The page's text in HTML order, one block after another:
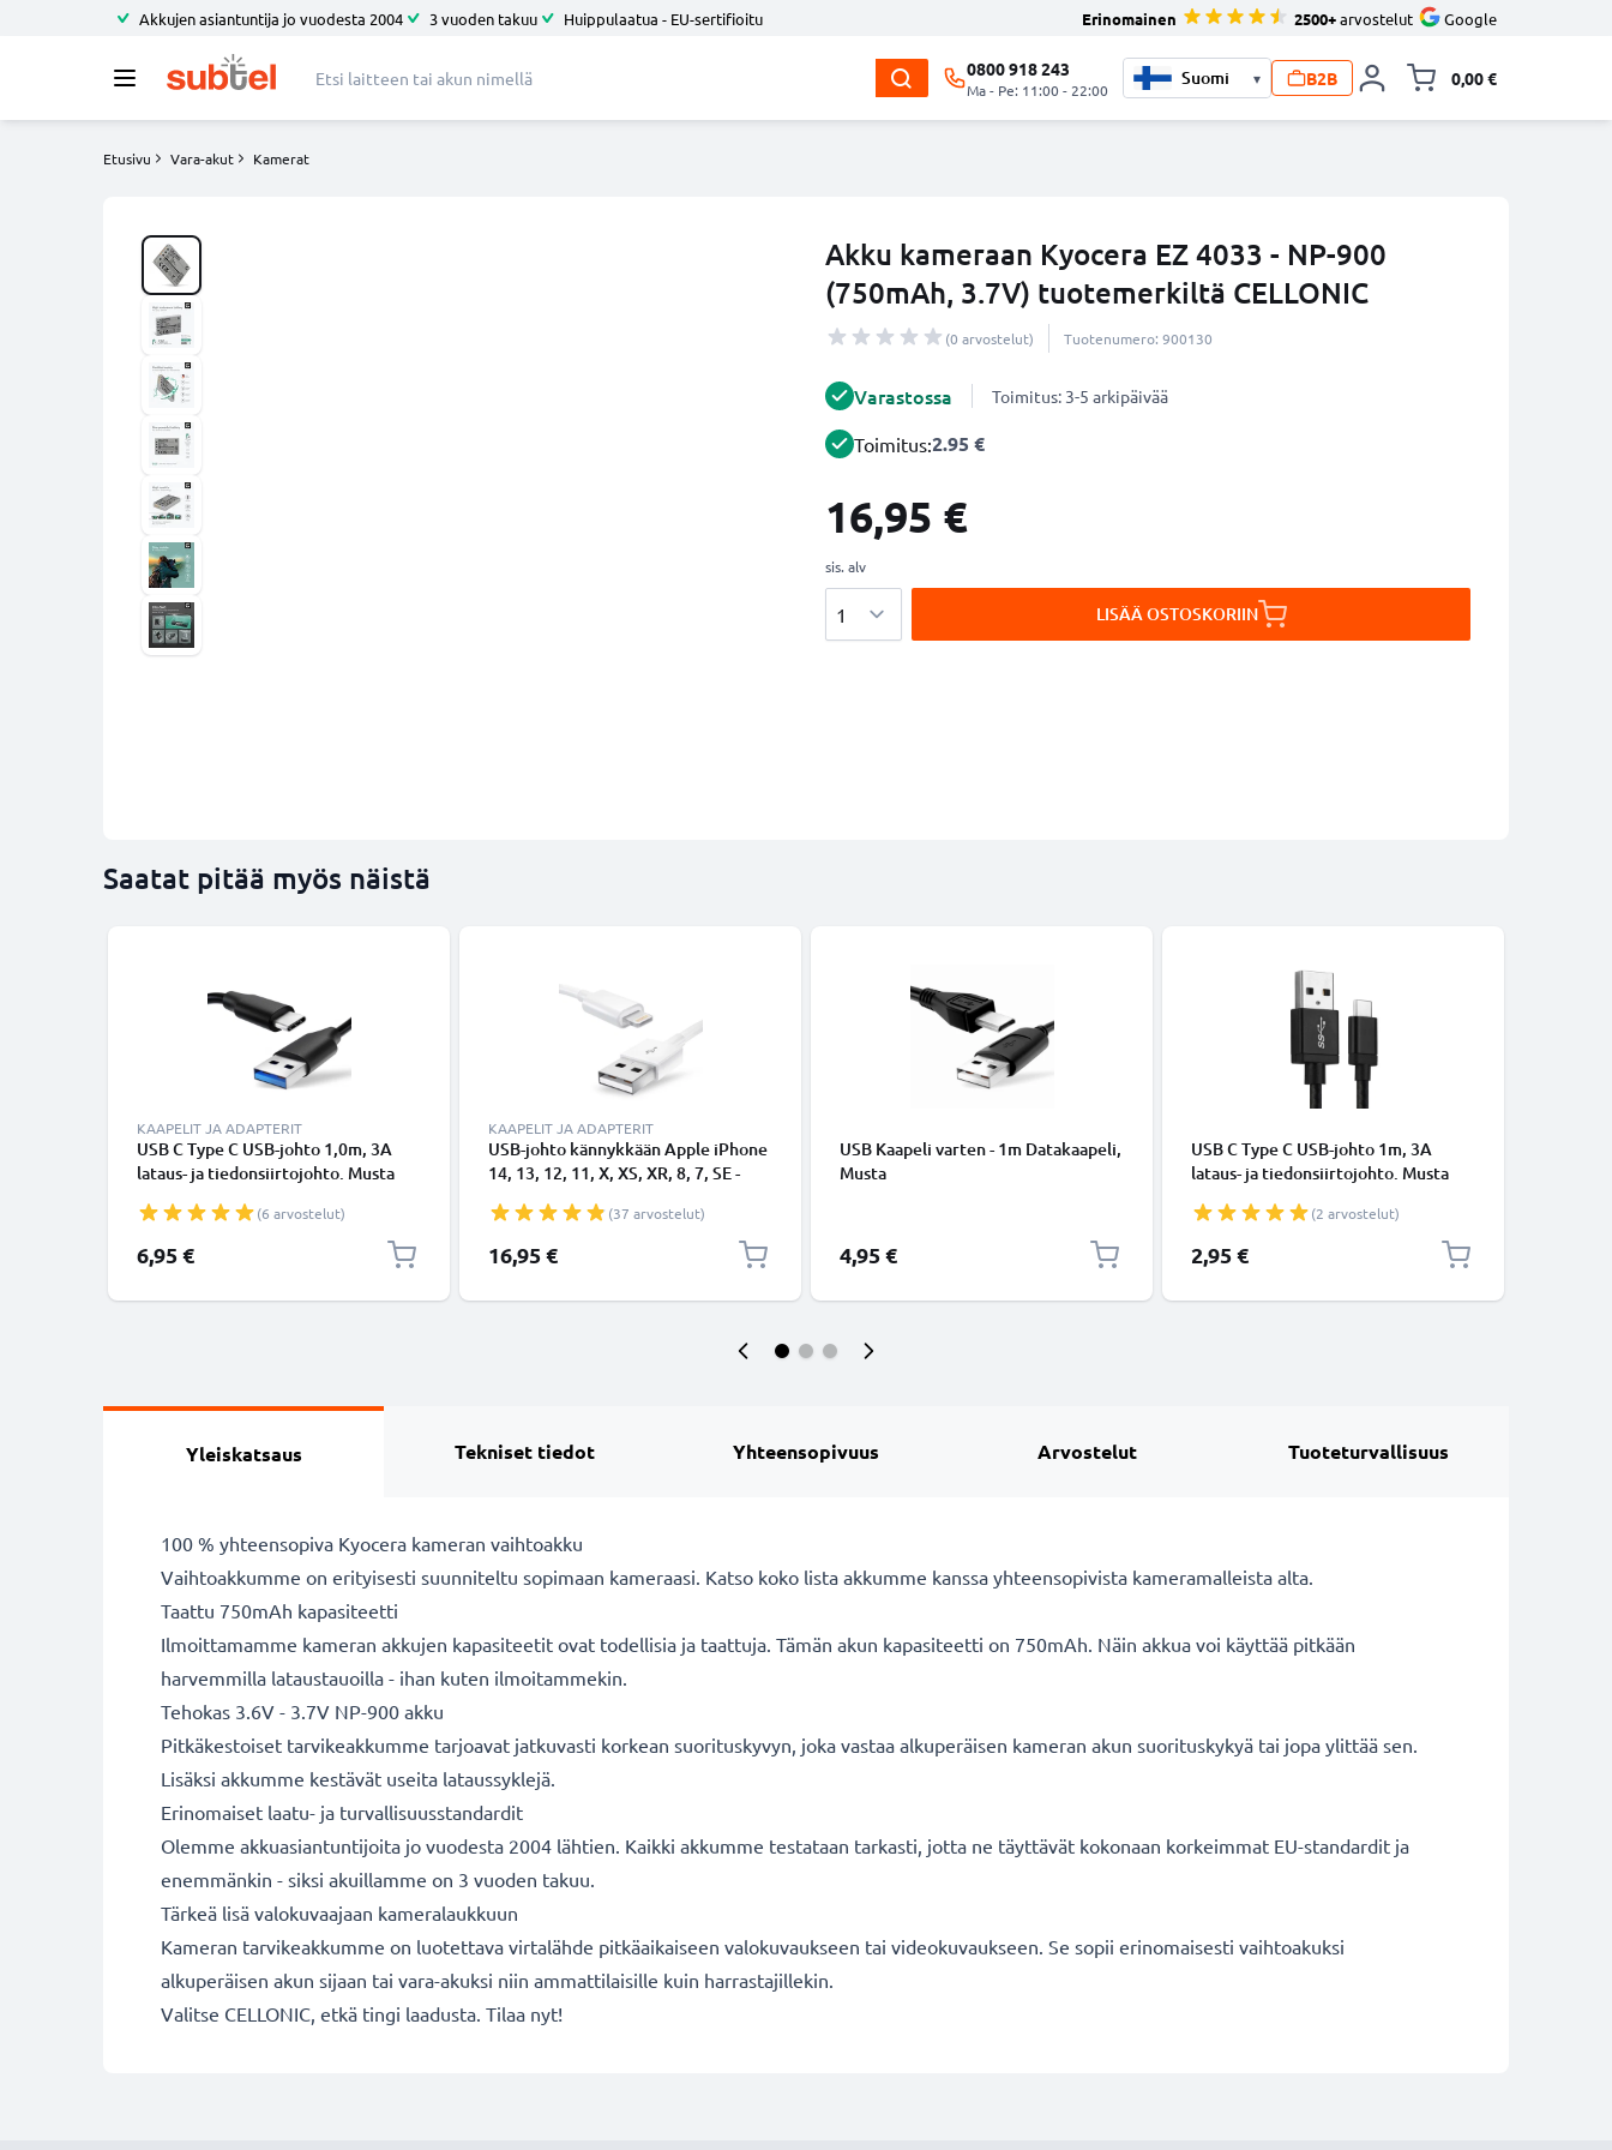
Akkujen asiantuntija jo vuodesta 2004 3 vuoden takuu Huippulaatua - EU-sertifioitu Erinomainen 2500+arvostelut Google
0800 918 243
Ma - Pe: 11:00 - 22:00
▾ B2B 0,00 €
Etusivu Vara-akut Kamerat
Akku kameraan Kyocera EZ 4033 - NP-900
(750mAh, 3.7V) tuotemerkiltä CELLONIC
(0 arvostelut) Tuotenumero: 900130
Varastossa Toimitus: 3-5 arkipäivää
Toimitus:2.95 €
16,95 €
sis. alv
LISÄÄ OSTOSKORIIN
Saatat pitää myös näistä
KAAPELIT JA ADAPTERIT
USB C Type C USB-johto 1,0m, 3A
lataus- ja tiedonsiirtojohto. Musta
USB-kaapeli
(6 arvostelut)
6,95 €
KAAPELIT JA ADAPTERIT
USB-johto kännykkään Apple iPhone
14, 13, 12, 11, X, XS, XR, 8, 7, SE -
Valkoinen datakaapeli(37 arvostelut)
16,95 €
USB Kaapeli varten - 1m Datakaapeli,
Musta
4,95 €
USB C Type C USB-johto 1m, 3A
lataus- ja tiedonsiirtojohto. Musta
USB-kaapeli
(2 arvostelut)
2,95 €
Yleiskatsaus Tekniset tiedot Yhteensopivuus Arvostelut Tuoteturvallisuus
100 % yhteensopiva Kyocera kameran vaihtoakku
Vaihtoakkumme on erityisesti suunniteltu sopimaan kameraasi. Katso koko lista akkumme kanssa yhteensopivista kameramalleista alta.
Taattu 750mAh kapasiteetti
Ilmoittamamme kameran akkujen kapasiteetit ovat todellisia ja taattuja. Tämän akun kapasiteetti on 750mAh. Näin akkua voi käyttää pitkään
harvemmilla lataustauoilla - ihan kuten ilmoitammekin.
Tehokas 3.6V - 3.7V NP-900 akku
Pitkäkestoiset tarvikeakkumme tarjoavat jatkuvasti korkean suorituskyvyn, joka vastaa alkuperäisen kameran akun suorituskykyä tai jopa ylittää sen.
Lisäksi akkumme kestävät useita lataussyklejä.
Erinomaiset laatu- ja turvallisuusstandardit
Olemme akkuasiantuntijoita jo vuodesta 2004 lähtien. Kaikki akkumme testataan tarkasti, jotta ne täyttävät kokonaan korkeimmat EU-standardit ja
enemmänkin - siksi akuillamme on 3 vuoden takuu.
Tärkeä lisä valokuvaajaan kameralaukkuun
Kameran tarvikeakkumme on luotettava virtalähde pitkäaikaiseen valokuvaukseen tai videokuvaukseen. Se sopii erinomaisesti vaihtoakuksi
alkuperäisen akun sijaan tai vara-akuksi niin ammattilaisille kuin harrastajillekin.
Valitse CELLONIC, etkä tingi laadusta. Tilaa nyt!